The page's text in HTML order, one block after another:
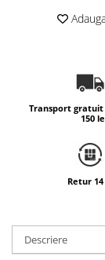
Evenimente
Decor & Obiecte
Oglinzi
B2B / Profesional
Bază lichide VG/
Sisteme de
Comercial
Transport gratuit
150
Retur 14
Descriere